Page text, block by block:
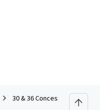
30 & 36 Concession Street